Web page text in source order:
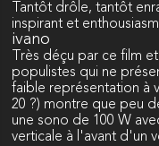
Tantôt drôle, tantôt
inspirant et
ivano
Très déçu par ce film
populistes qui ne
faible représentation à
20 ?) montre que peu
une sono de 100 W
verticale à l'avant d'un